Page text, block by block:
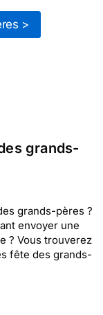
>
grands-
grands-pères ?
envoyer une
? Vous trouverez
fête des grands-